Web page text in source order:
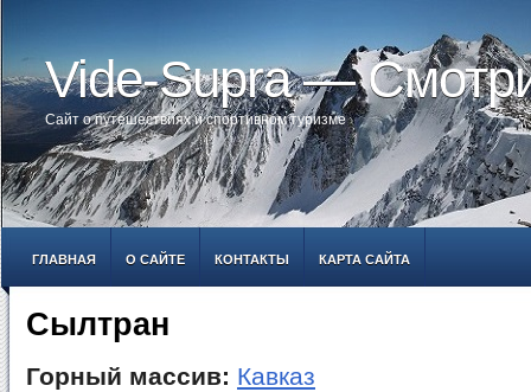
Vide-Supra —
Сайт о путешествиях и спортивном туризме
ГЛАВНАЯ О САЙТЕ КОНТАКТЫ КАРТА САЙТА
Сылтран
Горный массив: Кавказ